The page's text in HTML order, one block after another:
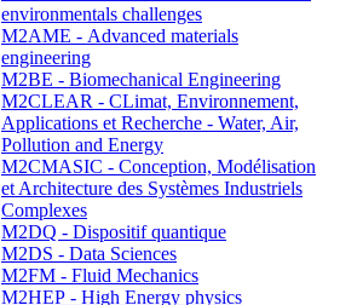
environmentals challenges
M2AME - Advanced materials
engineering
M2BE - Biomechanical Engineering
M2CLEAR - CLimat, Environnement,
Applications et Recherche - Water, Air,
Pollution and Energy
M2CMASIC - Conception, Modélisation
et Architecture des Systèmes Industriels
Complexes
M2DQ - Dispositif quantique
M2DS - Data Sciences
M2FM - Fluid Mechanics
M2HEP - High Energy physics